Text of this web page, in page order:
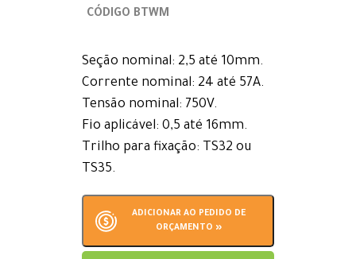
CÓDIGO BTWM
Seção nominal: 2,5 até 10mm.
Corrente nominal: 24 até 57A.
Tensão nominal: 750V.
Fio aplicável: 0,5 até 16mm.
Trilho para fixação: TS32 ou
TS35.
ADICIONAR AO PEDIDO DE
ORÇAMENTO »